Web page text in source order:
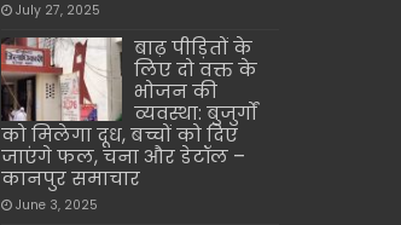
July 27, 2025
बाढ़ पीड़ितों के
लिए दो वक्त के
भोजन की
व्यवस्था: बुजुर्गों
को मिलेगा दूध, बच्चों को दिए
जाएंगे फल, चना और डेटॉल –
कानपुर समाचार
June 3, 2025